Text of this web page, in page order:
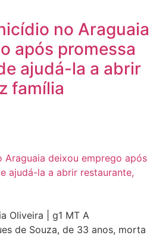
no Araguaia
após promessa
ajudá-la a abrir
família
Oliveira | g1 MT A
de Souza, de 33 anos, morta